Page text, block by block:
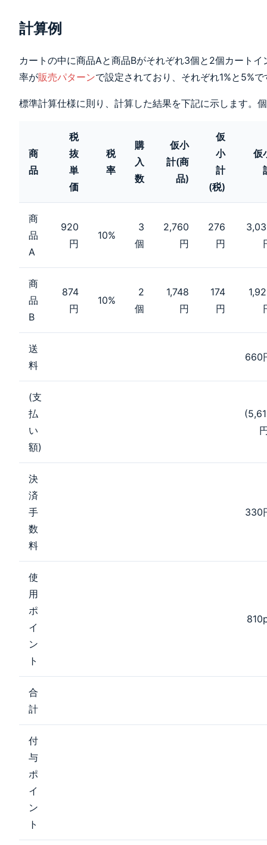
ント_{送料} &=
\sum_{i=1}^{明
細数} 使用ポイ
ント_{明細_i}
\end{aligned}
_{明細_i} &=
\lceil (小計_{明
使用ポイント
_{明細_{i_{商
イント付与率
\end{aligned}
計算例
カートの中に商品Aと商品Bがそれぞれ3個と2個カート
率が販売パターンで設定されており、それぞれ1%と5%で
標準計算仕様に則り、計算した結果を下記に示します。
商
品
税
抜
単
価
税
率
購
入
数
仮小
計(商
品)
仮
小
計
(税)
仮
商
品
A
920
円
10%
3
個
2,760
円
276
円
商
品
B
874
円
10%
2
個
1,748
円
174
円
送
料
660
(支
払
い
額)
決
済
手
数
料
330
使
用
ポ
イ
ン
ト
合
計
付
与
ポ
イ
ン
ト